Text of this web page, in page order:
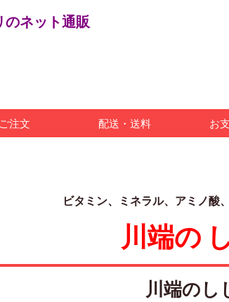
のネット通販
ご注文 配送・送料 お
ビタミン、ミネラル、アミノ酸
川端の
川端のし